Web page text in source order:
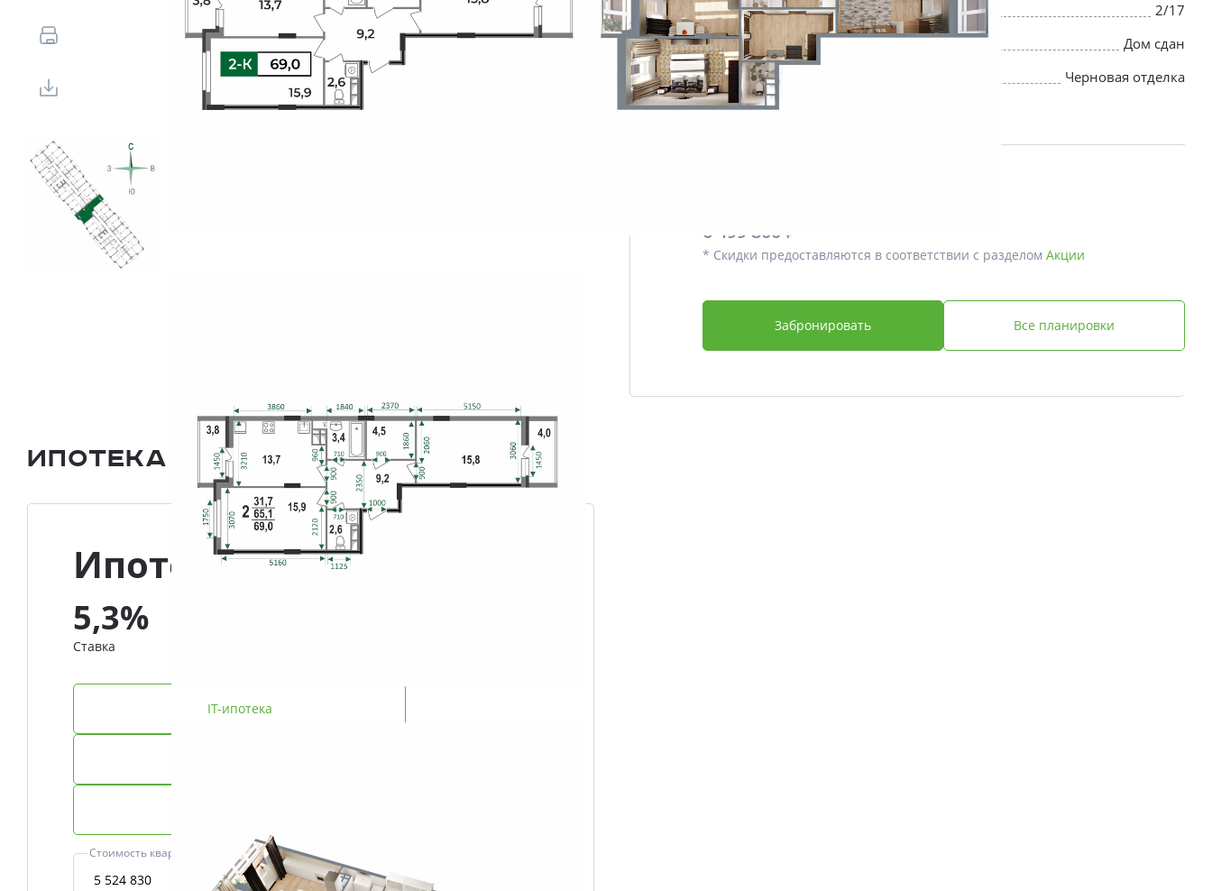
Свои Люди
Офис продаж
Работа
О компании
Онлайн-запись
Этаж 2/17
Срок сдачи Дом сдан
Отделка Черновая отделка
Дополнительно
6 499 800 ₽
* Скидки предоставляются в соответствии с разделом Акции
Забронировать Все планировки
Ипотека и Рассрочка
Ипотека
5,3%
Ставка
IT-ипотека
Стоимость квартиры, ₽